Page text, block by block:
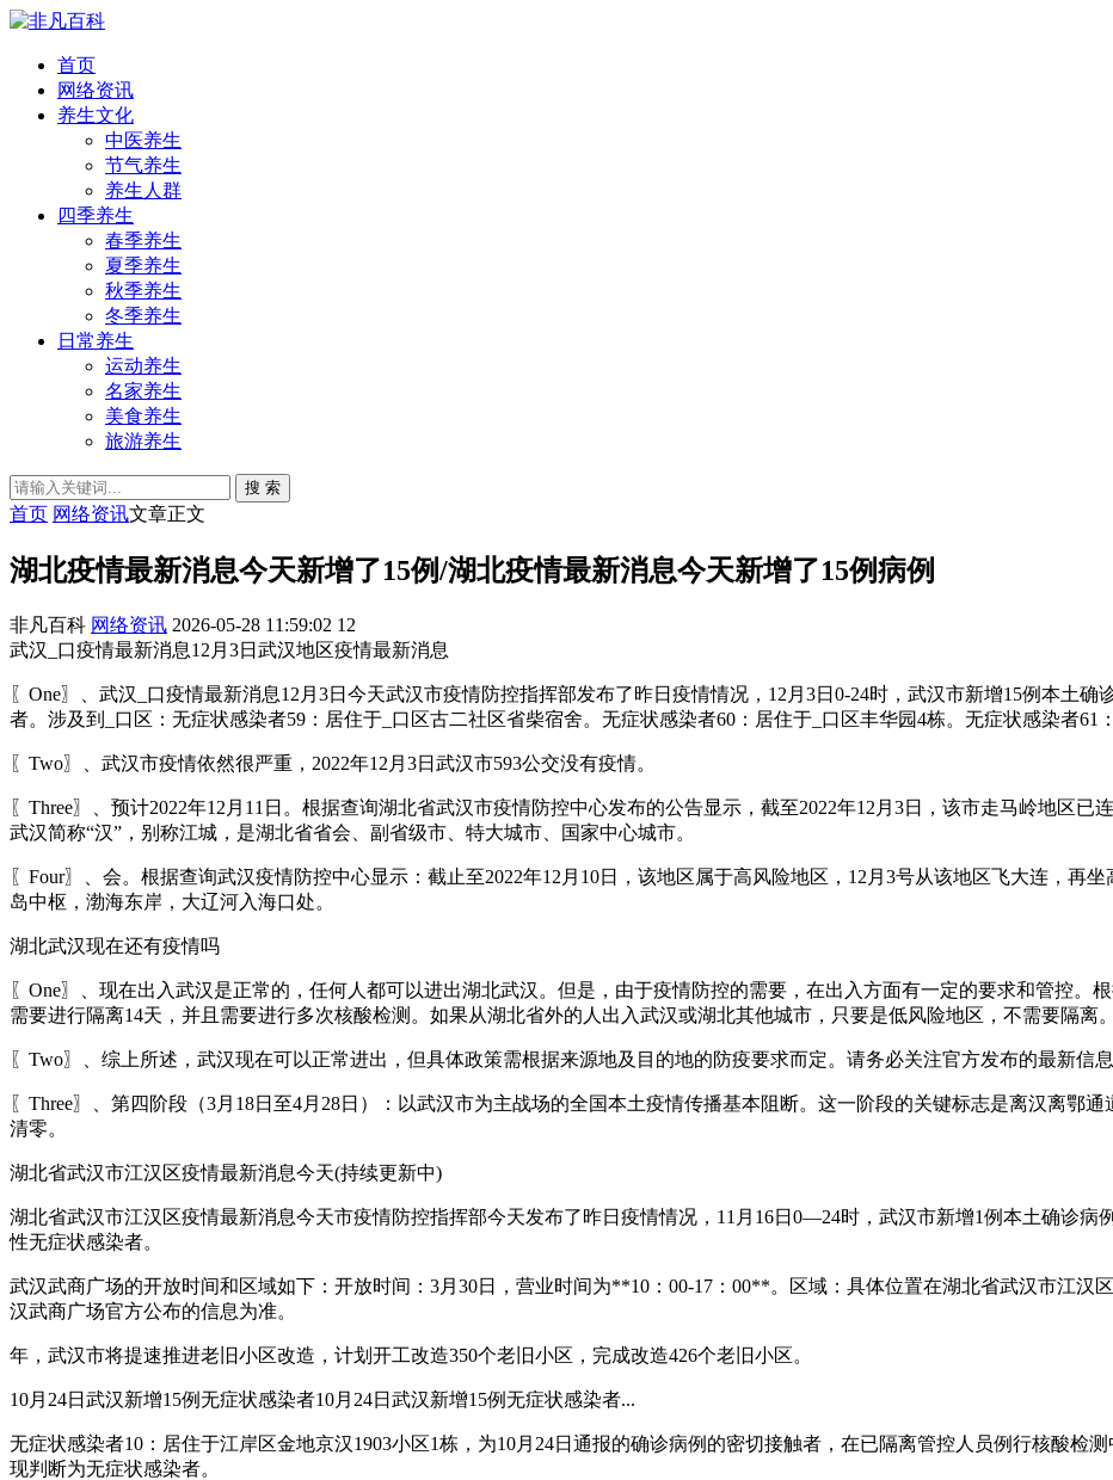
首页
网络资讯
养生文化
中医养生
节气养生
养生人群
四季养生
春季养生
夏季养生
秋季养生
冬季养生
日常养生
运动养生
名家养生
美食养生
旅游养生
搜 索
首页 网络资讯文章正文
湖北疫情最新消息今天新增了15例/湖北疫情最新消息今天新增了15例病例
非凡百科 网络资讯 2026-05-28 11:59:02 12
武汉_口疫情最新消息12月3日武汉地区疫情最新消息
〖One〗、武汉_口疫情最新消息12月3日今天武汉市疫情防控指挥部发布了昨日疫情情况，12月3日0-24时，武汉市新增15例本土
者。涉及到_口区：无症状感染者59：居住于_口区古二社区省柴宿舍。无症状感染者60：居住于_口区丰华园4栋。无症状感染者61
〖Two〗、武汉市疫情依然很严重，2022年12月3日武汉市593公交没有疫情。
〖Three〗、预计2022年12月11日。根据查询湖北省武汉市疫情防控中心发布的公告显示，截至2022年12月3日，该市走马岭地区已
武汉简称“汉”，别称江城，是湖北省省会、副省级市、特大城市、国家中心城市。
〖Four〗、会。根据查询武汉疫情防控中心显示：截止至2022年12月10日，该地区属于高风险地区，12月3号从该地区飞大连，再
岛中枢，渤海东岸，大辽河入海口处。
湖北武汉现在还有疫情吗
〖One〗、现在出入武汉是正常的，任何人都可以进出湖北武汉。但是，由于疫情防控的需要，在出入方面有一定的要求和管控。
需要进行隔离14天，并且需要进行多次核酸检测。如果从湖北省外的人出入武汉或湖北其他城市，只要是低风险地区，不需要隔离。
〖Two〗、综上所述，武汉现在可以正常进出，但具体政策需根据来源地及目的地的防疫要求而定。请务必关注官方发布的最新信
〖Three〗、第四阶段（3月18日至4月28日）：以武汉市为主战场的全国本土疫情传播基本阻断。这一阶段的关键标志是离汉离鄂
清零。
湖北省武汉市江汉区疫情最新消息今天(持续更新中)
湖北省武汉市江汉区疫情最新消息今天市疫情防控指挥部今天发布了昨日疫情情况，11月16日0—24时，武汉市新增1例本土确诊病
性无症状感染者。
武汉武商广场的开放时间和区域如下：开放时间：3月30日，营业时间为**10：00-17：00**。区域：具体位置在湖北省武汉市江汉
汉武商广场官方公布的信息为准。
年，武汉市将提速推进老旧小区改造，计划开工改造350个老旧小区，完成改造426个老旧小区。
10月24日武汉新增15例无症状感染者10月24日武汉新增15例无症状感染者...
无症状感染者10：居住于江岸区金地京汉1903小区1栋，为10月24日通报的确诊病例的密切接触者，在已隔离管控人员例行核酸检
现判断为无症状感染者。